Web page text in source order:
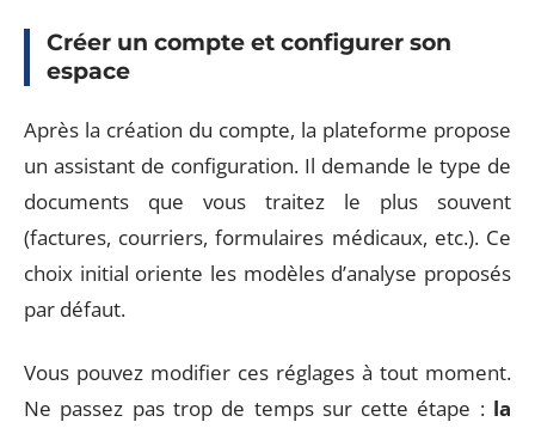
Créer un compte et configurer son
espace
Après la création du compte, la plateforme propose
un assistant de configuration. Il demande le type de
documents que vous traitez le plus souvent
(factures, courriers, formulaires médicaux, etc.). Ce
choix initial oriente les modèles d’analyse proposés
par défaut.
Vous pouvez modifier ces réglages à tout moment.
Ne passez pas trop de temps sur cette étape : la